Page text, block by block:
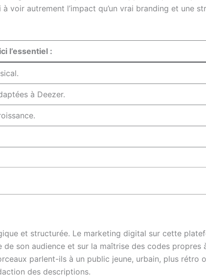
voir autrement l’impact qu’un vrai branding et une
l’essentiel :
à Deezer.
et structurée. Le marketing digital sur cette
son audience et sur la maîtrise des codes propres
parlent-ils à un public jeune, urbain, plus rétro
des descriptions.